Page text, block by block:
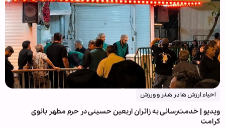
احیاء ارزش ها در هـنر و ورزش
ویدیو | خدمت‌رسانی به زائران اربعین حسینی در حرم مطهر بانوی
کرامت